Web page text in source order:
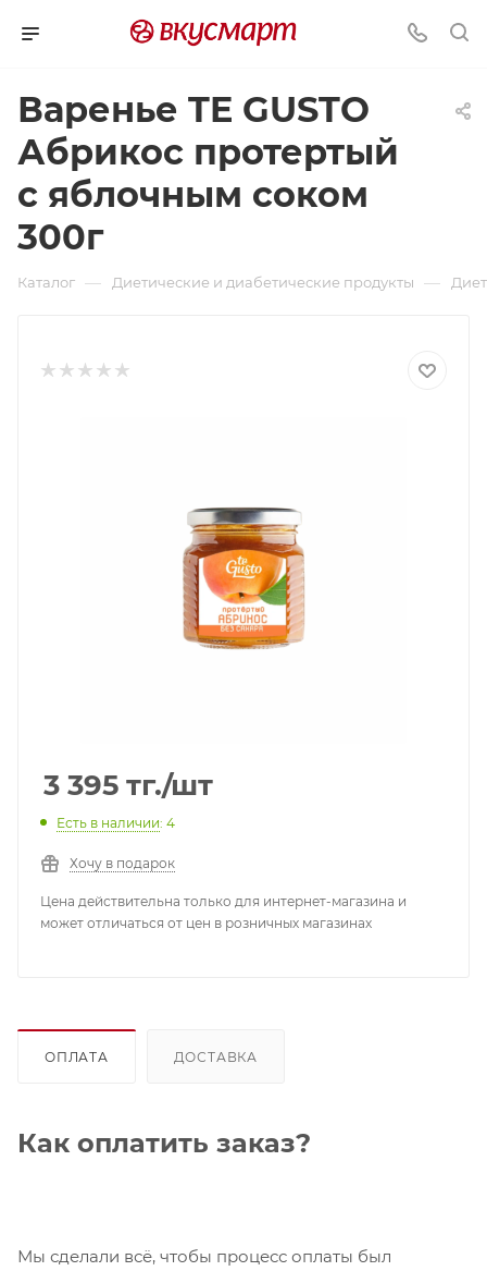
Варенье TE GUSTO
Абрикос протертый
с яблочным соком
300г
Каталог — Диетические и диабетические продукты —
3 395 тг./шт
Есть в наличии: 4
Хочу в подарок
Цена действительна только для интернет-магазина и
может отличаться от цен в розничных магазинах
ОПЛАТА ДОСТАВКА
Как оплатить заказ?
Мы сделали всё, чтобы процесс оплаты был